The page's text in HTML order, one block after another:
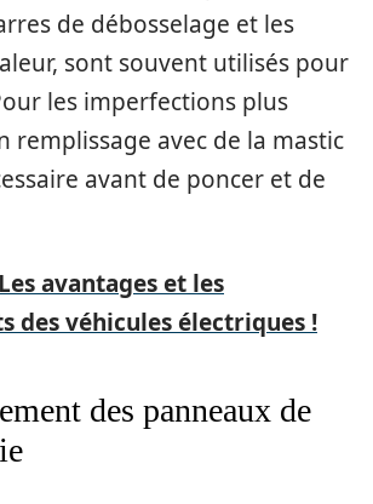
de débosselage et les
sont souvent utilisés pour
les imperfections plus
remplissage avec de la mastic
avant de poncer et de
Les avantages et les
des véhicules électriques !
des panneaux de